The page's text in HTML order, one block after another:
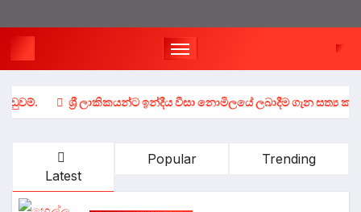
ශ්‍රී ලාකිකයන්ට ඉන්දීය වීසා නොමිලයේ ලබාදීම ගැන සත්‍ය කතාව.
Latest
Popular Trending